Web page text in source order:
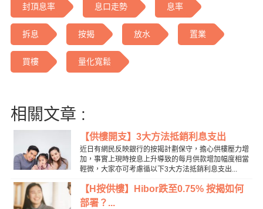
封頂息率 息口走勢 息率
拆息 按揭 放水 置業
買樓 量化寬鬆
相關文章 :
【供樓開支】3大方法抵銷利息支出
近日有網民反映銀行的按揭計劃保守，擔心供樓壓力增
加，事實上現時按息上升導致的每月供款增加幅度相當
輕微，大家亦可考慮循以下3大方法抵銷利息支出...
【H按供樓】Hibor跌至0.75% 按揭如何
部署？...